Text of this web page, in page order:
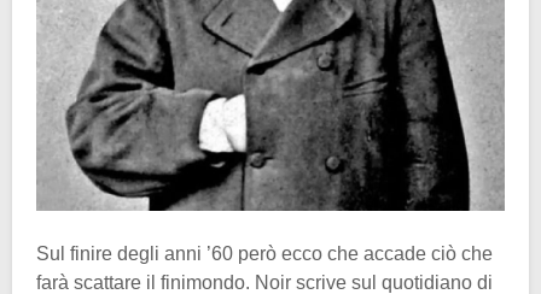
Sul finire degli anni ’60 però ecco che accade ciò che
farà scattare il finimondo. Noir scrive sul quotidiano di